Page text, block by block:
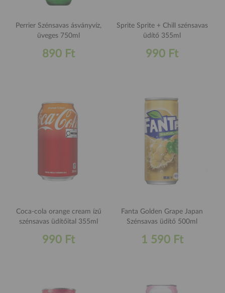
Perrier Szénsavas ásványvíz,
üveges 750ml
890 Ft
Sprite Sprite + Chill szénsavas
üdítő 355ml
990 Ft
Coca-cola orange cream ízű
szénsavas üdítőital 355ml
990 Ft
Fanta Golden Grape Japan
Szénsavas üdítő 500ml
1 590 Ft